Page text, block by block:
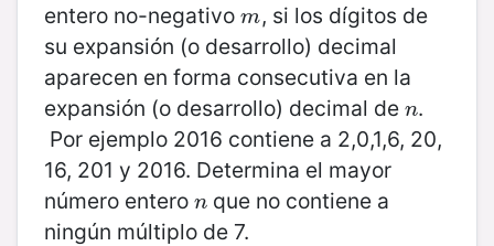
entero no-negativo m
m, si los dígitos de
su expansión (o desarrollo) decimal
aparecen en forma consecutiva en la
expansión (o desarrollo) decimal de n
n.
Por ejemplo 2016 contiene a 2,0,1,6, 20,
16, 201 y 2016. Determina el mayor
número entero n
n que no contiene a
ningún múltiplo de 7.